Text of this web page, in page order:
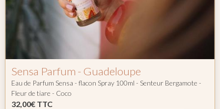
Sensa Parfum - Guadeloupe
Eau de Parfum Sensa - flacon Spray 100ml - Senteur Bergamote -
Fleur de tiare - Coco
32,00€ TTC